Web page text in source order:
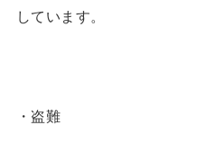
しています。
・盗難